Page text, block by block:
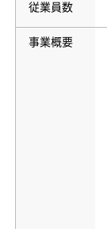
従業員数
事業概要